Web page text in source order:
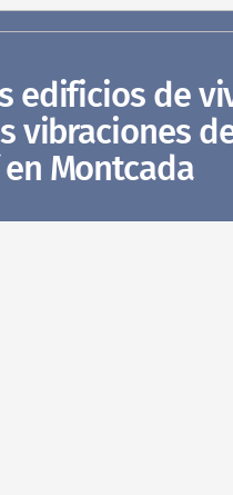
edificios de
vibraciones
Montcada